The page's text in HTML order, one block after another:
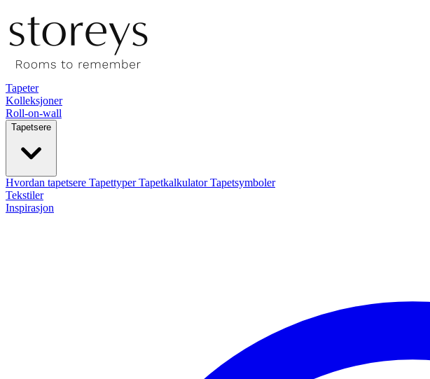
Tapeter
Kolleksjoner
Roll-on-wall
Tapetsere
Hvordan tapetsere TapettyperTapetkalkulatorTapetsymboler
Tekstiler
Inspirasjon